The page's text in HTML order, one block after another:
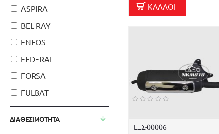
ASPIRA
BEL RAY
ENEOS
FEDERAL
FORSA
FULBAT
OXFORD
ΚΑΡΜΠΥΡΑΤΕΡ
ΚΟΡΝΕΣ
ΚΟΥΣΤΟΥΜΙΑ
ΚΥΛΙΝΔΡΟΠΙΣΤΟΝΑ
ΛΙΠΑΝΤΙΚΑ
ΜΑΝΙΒΕΛΕΣ
ΔΙΑΘΕΣΙΜΌΤΗΤΑ
ΚΑΛΆΘΙ
ΕΞΣ-00006